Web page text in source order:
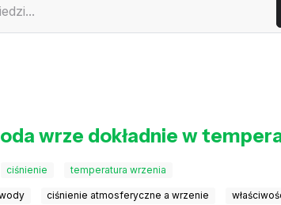
wrze dokładnie w
ciśnienie temperatura wrzenia
ciśnienie atmosferyczne a wrzenie